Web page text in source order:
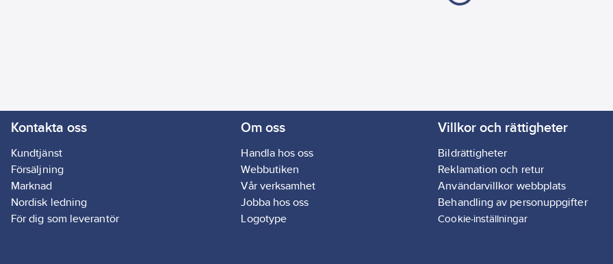
Kontakta oss
Kundtjänst
Försäljning
Marknad
Nordisk ledning
För dig som leverantör
Om oss
Handla hos oss
Webbutiken
Vår verksamhet
Jobba hos oss
Logotype
Villkor och rättigheter
Bildrättigheter
Reklamation och retur
Användarvillkor webbplats
Behandling av personuppgifter
Cookie-inställningar